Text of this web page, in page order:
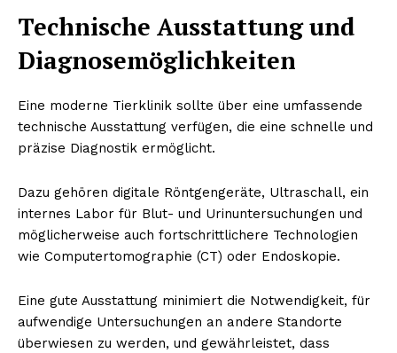
Technische Ausstattung und
Diagnosemöglichkeiten
Eine moderne Tierklinik sollte über eine umfassende
technische Ausstattung verfügen, die eine schnelle und
präzise Diagnostik ermöglicht.
Dazu gehören digitale Röntgengeräte, Ultraschall, ein
internes Labor für Blut- und Urinuntersuchungen und
möglicherweise auch fortschrittlichere Technologien
wie Computertomographie (CT) oder Endoskopie.
Eine gute Ausstattung minimiert die Notwendigkeit, für
aufwendige Untersuchungen an andere Standorte
überwiesen zu werden, und gewährleistet, dass